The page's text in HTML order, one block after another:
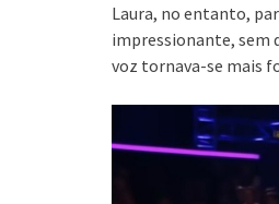
Laura, no entanto,
impressionante, sem
voz tornava-se mais